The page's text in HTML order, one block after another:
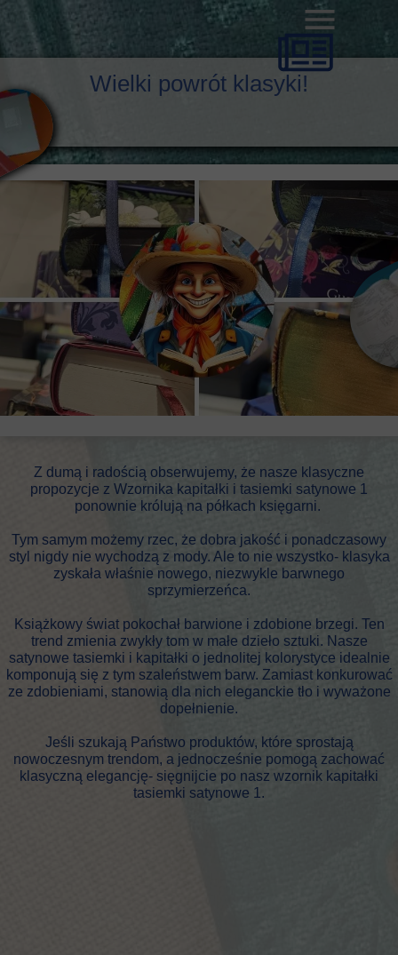
Wielki powrót klasyki!
Z dumą i radością obserwujemy, że nasze klasyczne
propozycje z Wzornika kapitałki i tasiemki satynowe 1
ponownie królują na półkach księgarni.
Tym samym możemy rzec, że dobra jakość i ponadczasowy
styl nigdy nie wychodzą z mody. Ale to nie wszystko- klasyka
zyskała właśnie nowego, niezwykle barwnego
sprzymierzeńca.
Książkowy świat pokochał barwione i zdobione brzegi. Ten
trend zmienia zwykły tom w małe dzieło sztuki. Nasze
satynowe tasiemki i kapitałki o jednolitej kolorystyce idealnie
komponują się z tym szaleństwem barw. Zamiast konkurować
ze zdobieniami, stanowią dla nich eleganckie tło i wyważone
dopełnienie.
Jeśli szukają Państwo produktów, które sprostają
nowoczesnym trendom, a jednocześnie pomogą zachować
klasyczną elegancję- sięgnijcie po nasz wzornik kapitałki
tasiemki satynowe 1.